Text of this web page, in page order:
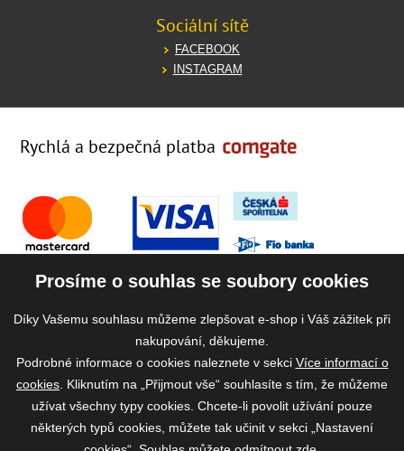
Sociální sítě
FACEBOOK
INSTAGRAM
Rychlá a bezpečná platba
Prosíme o souhlas se soubory cookies
Díky Vašemu souhlasu můžeme zlepšovat e-shop i Váš zážitek při
nakupování, děkujeme.
Podrobné informace o cookies naleznete v sekci Více informací o
cookies . Kliknutím na „Přijmout vše“ souhlasíte s tím, že můžeme
užívat všechny typy cookies. Chcete-li povolit užívání pouze
některých typů cookies, můžete tak učinit v sekci „Nastavení